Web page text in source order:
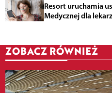
Resort uruchamia
Medycznej dla
ZOBACZ RÓWNIEŻ